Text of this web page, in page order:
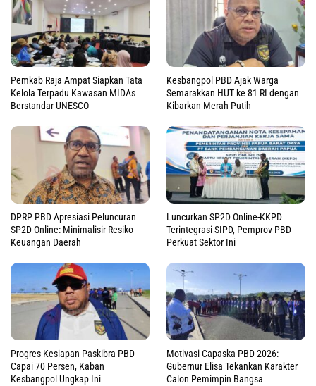
Pemkab Raja Ampat Siapkan Tata
Kelola Terpadu Kawasan MIDAs
Berstandar UNESCO
Kesbangpol PBD Ajak Warga
Semarakkan HUT ke 81 RI dengan
Kibarkan Merah Putih
DPRP PBD Apresiasi Peluncuran
SP2D Online: Minimalisir Resiko
Keuangan Daerah
Luncurkan SP2D Online-KKPD
Terintegrasi SIPD, Pemprov PBD
Perkuat Sektor Ini
Progres Kesiapan Paskibra PBD
Capai 70 Persen, Kaban
Kesbangpol Ungkap Ini
Motivasi Capaska PBD 2026:
Gubernur Elisa Tekankan Karakter
Calon Pemimpin Bangsa